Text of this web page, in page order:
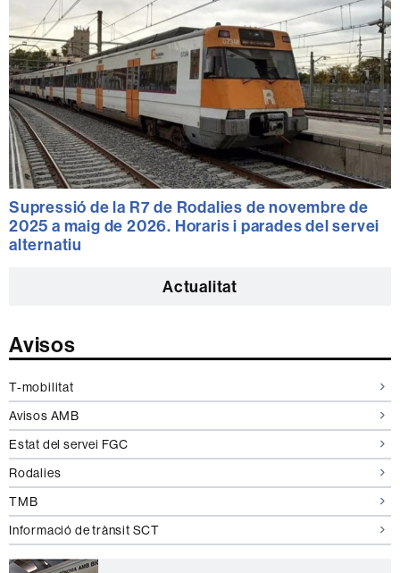
Supressió de la R7 de Rodalies de novembre de
2025 a maig de 2026. Horaris i parades del servei
alternatiu
Actualitat
Avisos
T-mobilitat
Avisos AMB
Estat del servei FGC
Rodalies
TMB
Informació de trànsit SCT